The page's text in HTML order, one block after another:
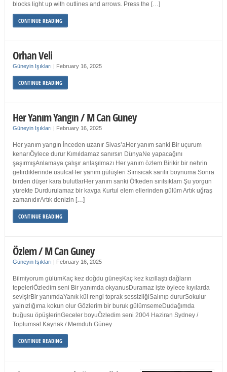
blocks light up with outlines and arrows. Press the […]
CONTINUE READING
Orhan Veli
Güneyin Işıkları | February 16, 2025
CONTINUE READING
Her Yanım Yangın / M Can Guney
Güneyin Işıkları | February 16, 2025
Her yanım yangın İnceden uzanır Sivas’aHer yanım sanki Bir uçurum
kenarıÖylece durur Kımıldamaz sanırsın DünyaNe yapacağını
şaşırmışAnlamaya çalışır anlaşılmazı Her yanım özlem Birikir bir nehrin
getirdiklerinde usulcaHer yanım gülüşleri Sımsıcak sarılır boynuma Sonra
birden düşer kara bulutlarHer yanım sanki Öfkeden sırılsıklam Şu yorgun
yürekte Durdurulamaz bir kavga Kurtul elem ellerinden gülüm Artık uğraş
zamanıdırArtık denizin […]
CONTINUE READING
Özlem / M Can Guney
Güneyin Işıkları | February 16, 2025
Bilmiyorum gülümKaç kez doğdu güneşKaç kez kızıllaştı dağların
tepeleriÖzledim seni Bir yanımda okyanusDuramaz işte öylece kıyılarda
sevişirBir yanımdaYanık kül rengi toprak sessizliğiSalınıp dururSokulur
yalnızlığıma kokun olur Gözlerim bir buruk gülümsemeDudağımda
buğusu öpüşlerinGeceler boyuÖzledim seni 2004 Haziran Sydney /
Toplumsal Kaynak / Memduh Güney
CONTINUE READING